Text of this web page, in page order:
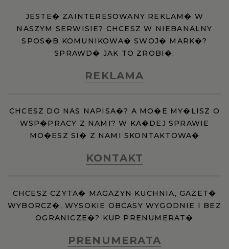
JESTE� ZAINTERESOWANY REKLAM� W
NASZYM SERWISIE? CHCESZ W NIEBANALNY
SPOS�B KOMUNIKOWA� SWOJ� MARK�?
SPRAWD� JAK TO ZROBI�.
REKLAMA
CHCESZ DO NAS NAPISA�? A MO�E MY�LISZ O
WSP�PRACY Z NAMI? W KA�DEJ SPRAWIE
MO�ESZ SI� Z NAMI SKONTAKTOWA�
KONTAKT
CHCESZ CZYTA� MAGAZYN KUCHNIA, GAZET�
WYBORCZ�, WYSOKIE OBCASY WYGODNIE I BEZ
OGRANICZE�? KUP PRENUMERAT�
PRENUMERATA